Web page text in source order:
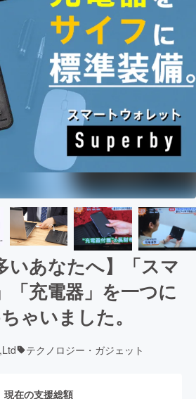
いあなたへ】「スマ
「充電器」を一つに
ゃいました。
テクノロジー・ガジェット
現在の支援総額